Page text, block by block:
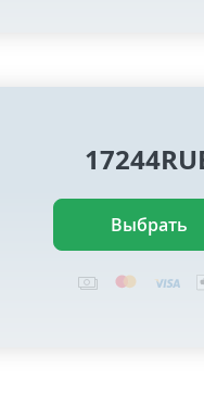
Выбрать